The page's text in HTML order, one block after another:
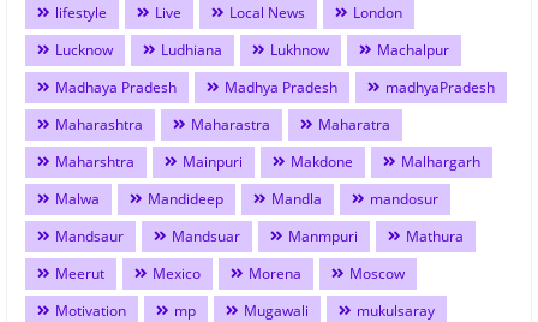
lifestyle
Live Local News
London
Lucknow
Ludhiana Lukhnow
Machalpur
Madhaya Pradesh
Madhya Pradesh
madhyaPradesh
Maharashtra
Maharastra
Maharatra
Maharshtra
Mainpuri Makdone
Malhargarh
Malwa
Mandideep Mandla
mandosur
Mandsaur
Mandsuar Manmpuri
Mathura
Meerut
Mexico Morena
Moscow
Motivation
mp Mugawali
mukulsaray